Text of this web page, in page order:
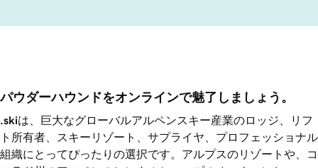
パウダーハウンドをオンラインで魅了しましょう。
.skiは、巨大なグローバルアルペンスキー産業のロッジ、リフ
ト所有者、スキーリゾート、サプライヤ、プロフェッショナル
組織にとってぴったりの選択です。アルプスのリゾートや、コ